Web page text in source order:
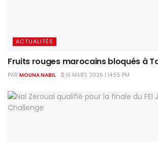
ACTUALITÉS
Fruits rouges marocains bloqués à
PAR MOUNA NABIL 16 MARS 2026 | 14:55 PM